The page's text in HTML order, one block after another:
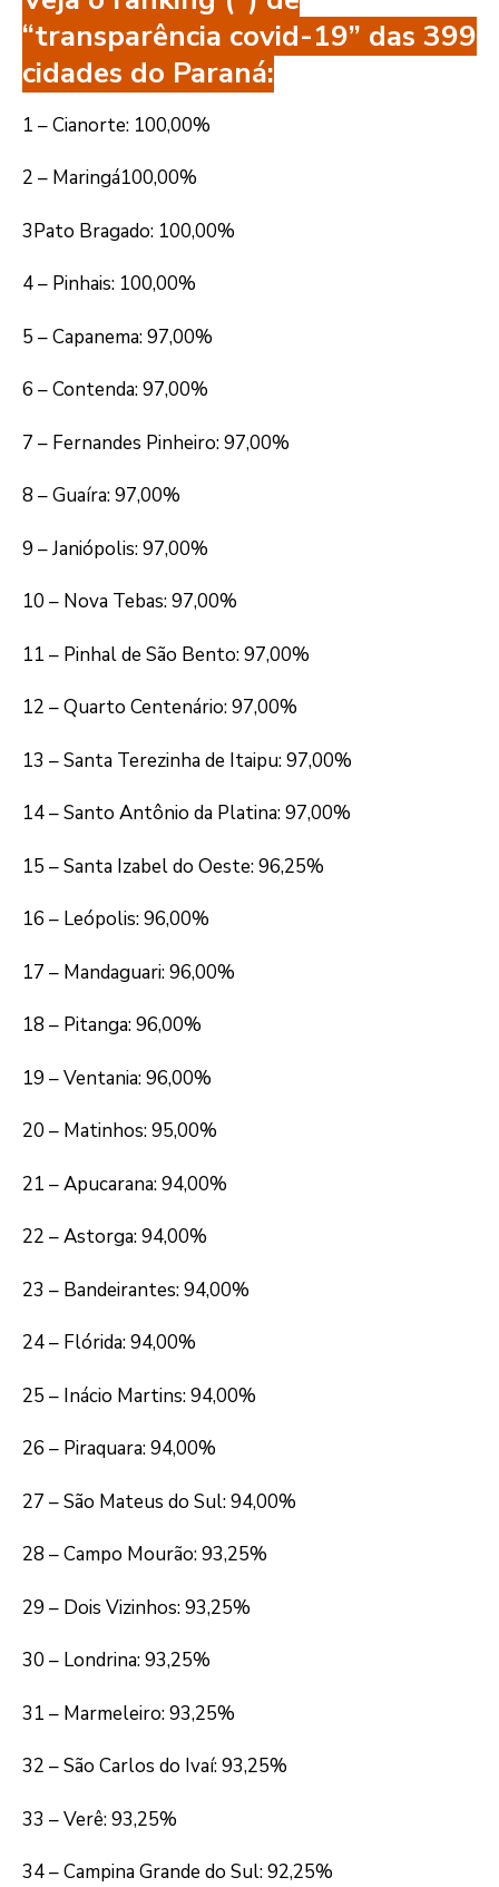
“transparência covid-19” das 399
cidades do Paraná:
1 – Cianorte: 100,00%
2 – Maringá100,00%
3Pato Bragado: 100,00%
4 – Pinhais: 100,00%
5 – Capanema: 97,00%
6 – Contenda: 97,00%
7 – Fernandes Pinheiro: 97,00%
8 – Guaíra: 97,00%
9 – Janiópolis: 97,00%
10 – Nova Tebas: 97,00%
11 – Pinhal de São Bento: 97,00%
12 – Quarto Centenário: 97,00%
13 – Santa Terezinha de Itaipu: 97,00%
14 – Santo Antônio da Platina: 97,00%
15 – Santa Izabel do Oeste: 96,25%
16 – Leópolis: 96,00%
17 – Mandaguari: 96,00%
18 – Pitanga: 96,00%
19 – Ventania: 96,00%
20 – Matinhos: 95,00%
21 – Apucarana: 94,00%
22 – Astorga: 94,00%
23 – Bandeirantes: 94,00%
24 – Flórida: 94,00%
25 – Inácio Martins: 94,00%
26 – Piraquara: 94,00%
27 – São Mateus do Sul: 94,00%
28 – Campo Mourão: 93,25%
29 – Dois Vizinhos: 93,25%
30 – Londrina: 93,25%
31 – Marmeleiro: 93,25%
32 – São Carlos do Ivaí: 93,25%
33 – Verê: 93,25%
34 – Campina Grande do Sul: 92,25%